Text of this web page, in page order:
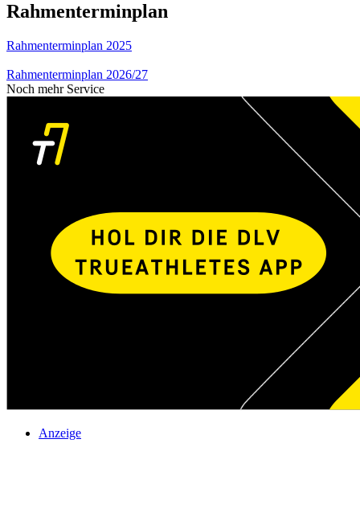
Rahmenterminplan
Rahmenterminplan 2025
Rahmenterminplan 2026/27
Noch mehr Service
Anzeige